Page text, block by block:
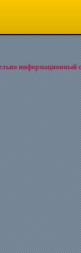
информационный